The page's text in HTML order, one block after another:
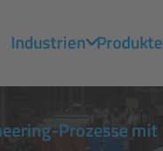
Industrien Produkte
Prozesse mit